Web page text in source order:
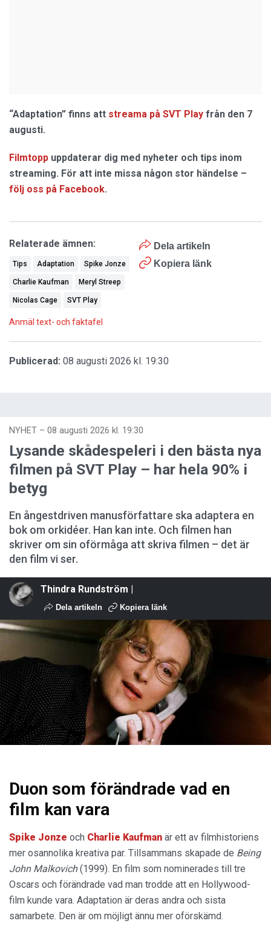
“Adaptation” finns att streama på SVT Play från den 7
augusti.
Filmtopp uppdaterar dig med nyheter och tips inom
streaming. För att inte missa någon stor händelse –
följ oss på Facebook.
Dela artikeln
Kopiera länk
Relaterade ämnen:
Tips Adaptation Spike Jonze
Charlie Kaufman Meryl Streep
Nicolas Cage SVT Play
Anmäl text- och faktafel
Publicerad: 08 augusti 2026 kl. 19:30
NYHET – 08 augusti 2026 kl. 19:30
Lysande skådespeleri i den bästa nya
filmen på SVT Play – har hela 90% i
betyg
En ångestdriven manusförfattare ska adaptera en
bok om orkidéer. Han kan inte. Och filmen han
skriver om sin oförmåga att skriva filmen – det är
den film vi ser.
Thindra Rundström |
Dela artikeln Kopiera länk
Duon som förändrade vad en
film kan vara
Spike Jonze och Charlie Kaufman är ett av filmhistoriens
mer osannolika kreativa par. Tillsammans skapade de Being
John Malkovich(1999). En film som nominerades till tre
Oscars och förändrade vad man trodde att en Hollywood-
film kunde vara. Adaptation är deras andra och sista
samarbete. Den är om möjligt ännu mer oförskämd.